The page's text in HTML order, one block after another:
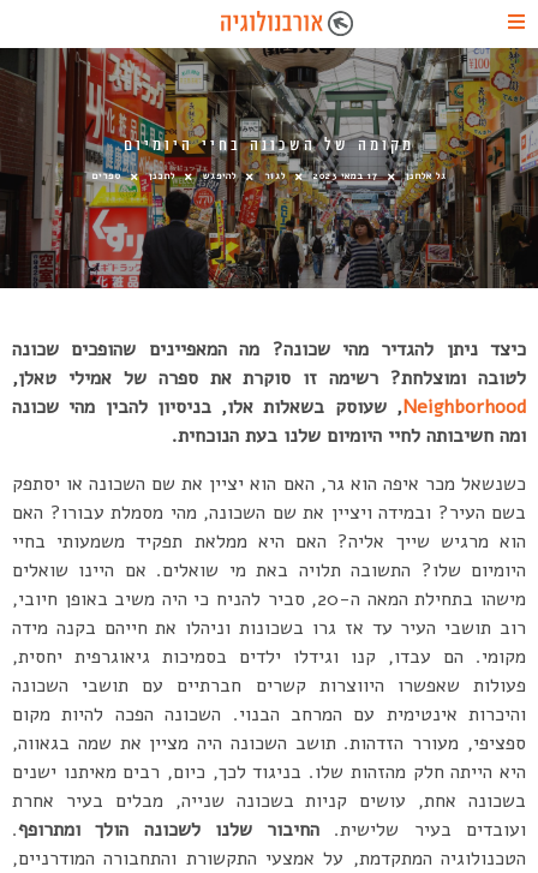
מקומה של השכונה בחיי היומיום
גל אלחנן 17 במאי 2023 לגור להיפגש לתכנן ספרים
כיצד ניתן להגדיר מהי שכונה? מה המאפיינים שהופכים שכונה
לטובה ומוצלחת? רשימה זו סוקרת את ספרה של אמילי טאלן,
Neighborhood, שעוסק בשאלות אלו, בניסיון להבין מהי שכונה
ומה חשיבותה לחיי היומיום שלנו בעת הנוכחית.
כשנשאל מכר איפה הוא גר, האם הוא יציין את שם השכונה או יסתפק
בשם העיר? ובמידה ויציין את שם השכונה, מהי מסמלת עבורו? האם
הוא מרגיש שייך אליה? האם היא ממלאת תפקיד משמעותי בחיי
היומיום שלו? התשובה תלויה באת מי שואלים. אם היינו שואלים
מישהו בתחילת המאה ה-20, סביר להניח כי היה משיב באופן חיובי,
רוב תושבי העיר עד אז גרו בשכונות וניהלו את חייהם בקנה מידה
מקומי. הם עבדו, קנו וגידלו ילדים בסמיכות גיאוגרפית יחסית,
פעולות שאפשרו היווצרות קשרים חברתיים עם תושבי השכונה
והיכרות אינטימית עם המרחב הבנוי. השכונה הפכה להיות מקום
ספציפי, מעורר הזדהות. תושב השכונה היה מציין את שמה בגאווה,
היא הייתה חלק מהזהות שלו. בניגוד לכך, כיום, רבים מאיתנו ישנים
בשכונה אחת, עושים קניות בשכונה שנייה, מבלים בעיר אחרת
ועובדים בעיר שלישית. החיבור שלנו לשכונה הולך ומתרופף.
הטכנולוגיה המתקדמת, על אמצעי התקשורת והתחבורה המודרניים,